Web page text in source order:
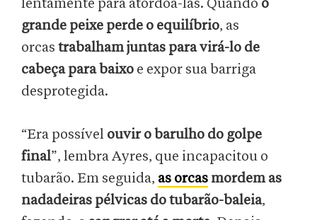
lentamente para atordoá-las. Quando o
grande peixe perde o equilíbrio, as
orcas trabalham juntas para virá-lo de
cabeça para baixo e expor sua barriga
desprotegida.
“Era possível ouvir o barulho do golpe
final”, lembra Ayres, que incapacitou o
tubarão. Em seguida, as orcas mordem as
nadadeiras pélvicas do tubarão-baleia,